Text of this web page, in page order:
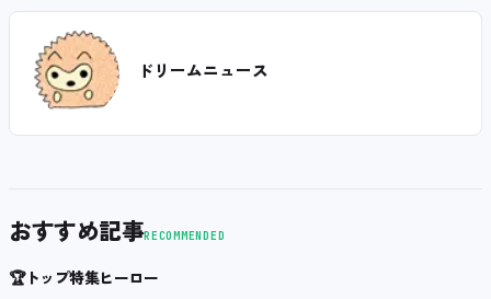
ドリームニュース
おすすめ記事RECOMMENDED
🏆トップ特集ヒーロー